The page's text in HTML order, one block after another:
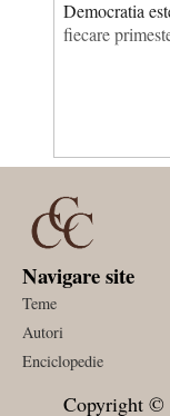
Democratia
fiecare
Navigare site
Teme
Autori
Enciclopedie
Copyright ©